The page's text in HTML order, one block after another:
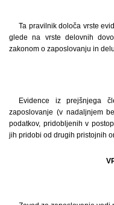
Ta pravilnik določa vrste
glede na vrste delovnih
zakonom o zaposlovanju in
Evidence iz prejšnjega
zaposlovanje (v nadaljnjem
podatkov, pridobljenih v
jih pridobi od drugih pristojnih